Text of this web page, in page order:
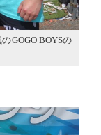
GOGO BOYSの